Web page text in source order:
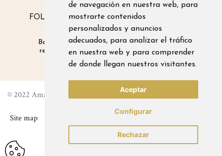
de navegación en nuestra web, para
mostrarte contenidos
personalizados y anuncios
adecuados, para analizar el tráfico
en nuestra web y para comprender
de donde llegan nuestros visitantes.
Aceptar
Rechazar
Configurar
FOLLOW US ON
Babysitters for babies|Products that promote
respectful parenting| Products for safe winter
carrying
© 2022 Amarsupiel. All right reserved
Site map